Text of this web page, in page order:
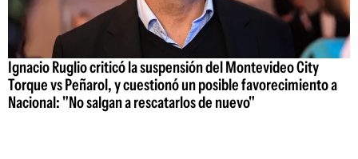
Ignacio Ruglio criticó la suspensión del Montevideo City
Torque vs Peñarol, y cuestionó un posible favorecimiento a
Nacional: "No salgan a rescatarlos de nuevo"